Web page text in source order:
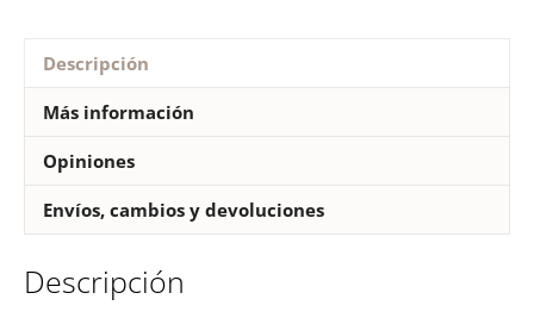
Descripción
Más información
Opiniones
Envíos, cambios y devoluciones
Descripción